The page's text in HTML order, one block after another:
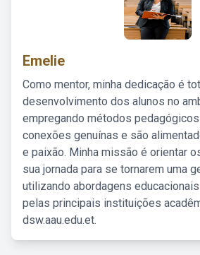
Emelie
Como mentor, minha dedicação é
desenvolvimento dos alunos no
empregando métodos
conexões genuínas e são
e paixão. Minha missão é orientar
sua jornada para se tornarem uma
utilizando abordagens
pelas principais instituições
dsw.aau.edu.et.